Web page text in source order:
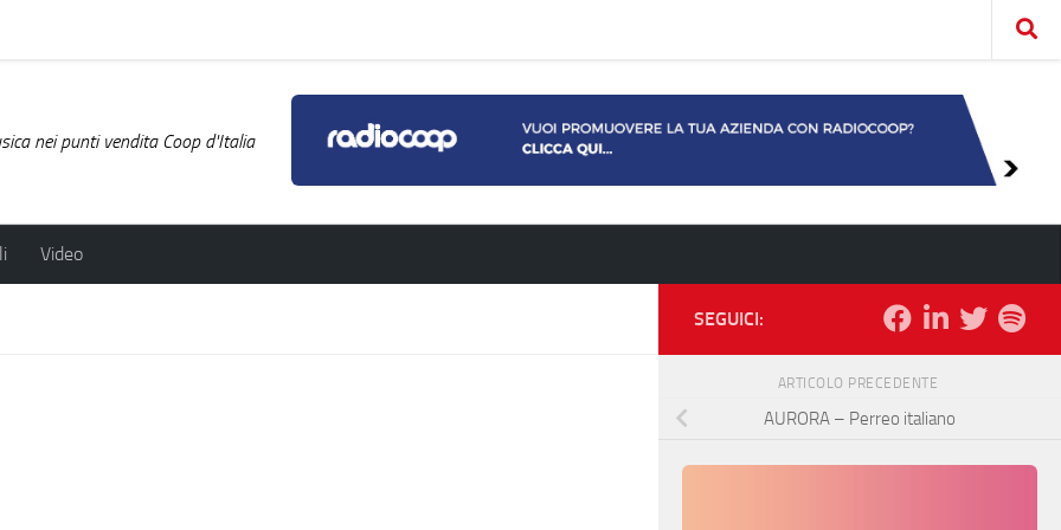
nei punti vendita Coop d'Italia
Video
SEGUICI:
ARTICOLO PRECEDENTE
AURORA – Perreo italiano